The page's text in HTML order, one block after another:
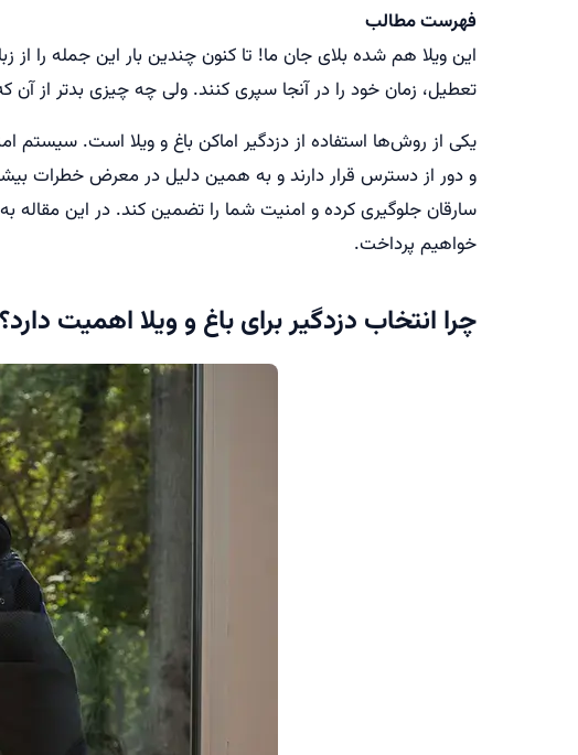
فهرست مطالب
این ویلا هم شده بلای جان ما! تا کنون چندین بار این جمله را از
تعطیل، زمان خود را در آنجا سپری کنند. ولی چه چیزی بدتر از آن
یکی از روش‌ها استفاده از دزدگیر اماکن باغ و ویلا است. سیستم
و دور از دسترس قرار دارند و به همین دلیل در معرض خطرات
سارقان جلوگیری کرده و امنیت شما را تضمین کند. در این مقاله
خواهیم پرداخت.
چرا انتخاب دزدگیر برای باغ و ویلا اهمیت دارد؟